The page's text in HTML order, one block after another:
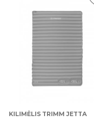
KILIMĖLIS TRIMM JETTA